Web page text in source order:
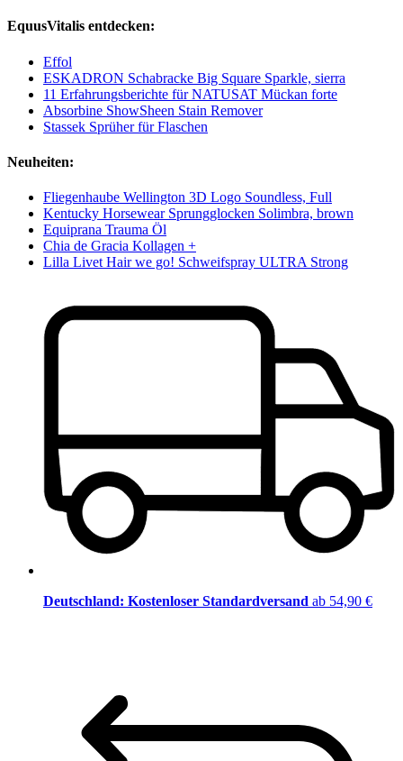
EquusVitalis entdecken:
Effol
ESKADRON Schabracke Big Square Sparkle, sierra
11 Erfahrungsberichte für NATUSAT Mückan forte
Absorbine ShowSheen Stain Remover
Stassek Sprüher für Flaschen
Neuheiten:
Fliegenhaube Wellington 3D Logo Soundless, Full
Kentucky Horsewear Sprungglocken Solimbra, brown
Equiprana Trauma Öl
Chia de Gracia Kollagen +
Lilla Livet Hair we go! Schweifspray ULTRA Strong
Deutschland: Kostenloser Standardversand ab 54,90 €